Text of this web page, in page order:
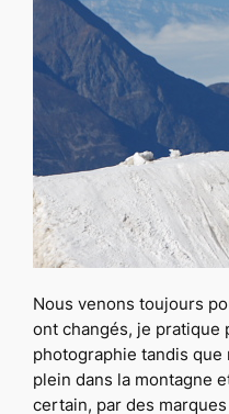
Nous venons toujours
ont changés, je pratique
photographie tandis que
plein dans la montagne
certain, par des